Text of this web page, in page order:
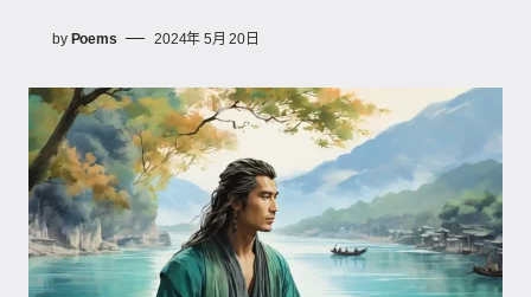
by Poems 2024年 5月 20日